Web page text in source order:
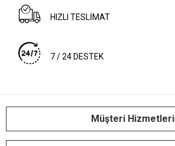
HIZLI TESLİMAT
7 / 24 DESTEK
Müşteri Hizmetleri